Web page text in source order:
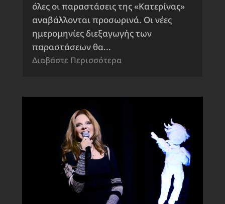
όλες οι παραστάσεις της «Κατερίνας»
αναβάλλονται προσωρινά. Οι νέες
ημερομηνίες διεξαγωγής των
παραστάσεων θα...
Διαβάστε Περισσότερα